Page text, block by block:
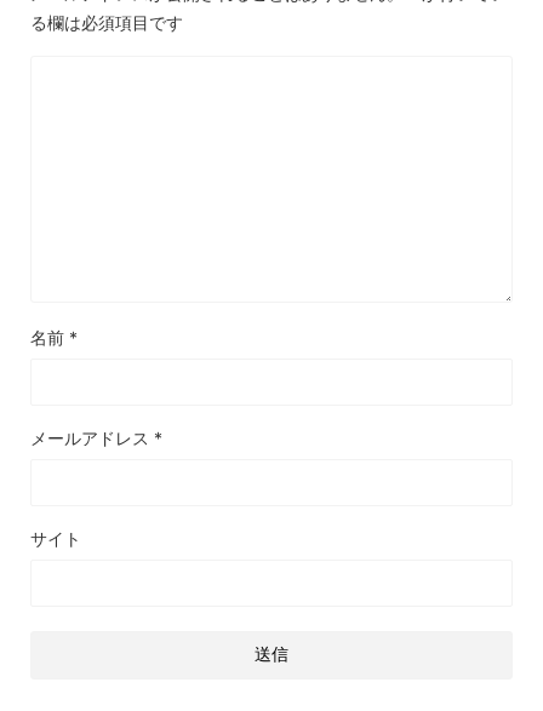
る欄は必須項目です
名前 *
メールアドレス *
サイト